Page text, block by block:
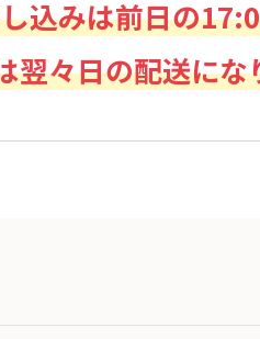
込みは前日の
翌々日の配送にな